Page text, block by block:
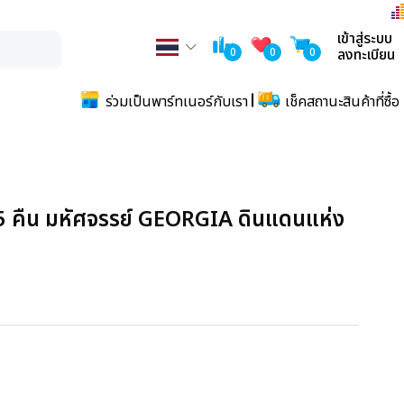
0 0 0
เข้าสู่ระบบ
ลงทะเบียน
ร่วมเป็นพาร์ทเนอร์กับเรา เช็คสถานะสินค้าที่ซื้อ
คืน มหัศจรรย์ GEORGIA ดินแดนแห่ง